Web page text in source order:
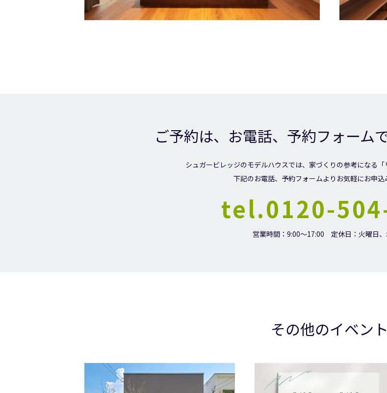
ご予約は、お電話、予約フォーム
シュガービレッジのモデルハウスでは、家づくりの参考になる「
下記のお電話、予約フォームよりお気軽にお申込
tel.0120-
営業時間：9:00～17:00 定休日：火曜日
その他のイベント